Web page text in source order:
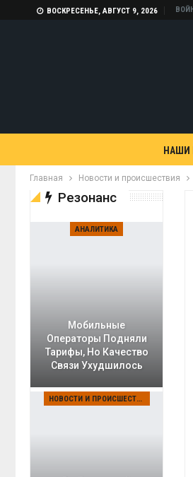
ВОСКРЕСЕНЬЕ, АВГУСТ 9, 2026
НАШИ
Главная Новости и происшествия
Резонанс
АНАЛИТИКА
Мобильные
Операторы Подняли
Тарифы, Но Качество
Связи Ухудшилось
НОВОСТИ И ПРОИСШЕСТВИЯ